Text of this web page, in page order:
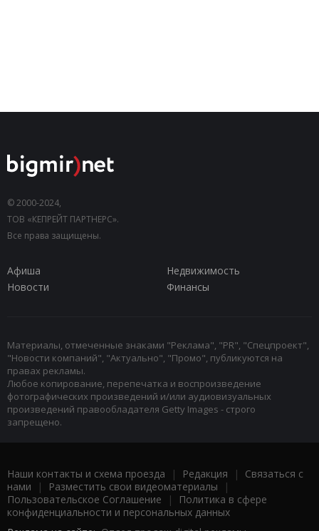
© 2000-2024,
ТОВ «КЕПРЕЙТ ПАРТНЕРС».
Все права защищены.
Афиша
Недвижимость
Новости
Финансы
Материалы, отмеченные знаками "Реклама", "PR", "Спецпроект",
"Новости компаний", "Актуально", "Промо", публикуются на
правах рекламы.
Любое копирование, перепечатка и воспроизведение
фотографических произведений и/или аудиовизуальных
произведений правообладателя Getty Images - строго
запрещено.
Наши контакты и схема проезда | Редакция | Связаться с
нами | Разместить свои видеоматериалы |
Пользовательское Соглашение |
Политика в сфере
конфиденциальности и персональных данных